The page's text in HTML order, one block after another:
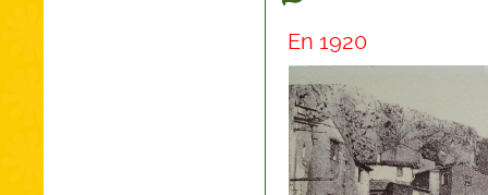
En 1920